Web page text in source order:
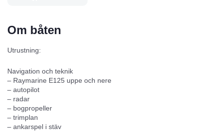
Om båten
Utrustning:
Navigation och teknik
– Raymarine E125 uppe och nere
– autopilot
– radar
– bogpropeller
– trimplan
– ankarspel i stäv